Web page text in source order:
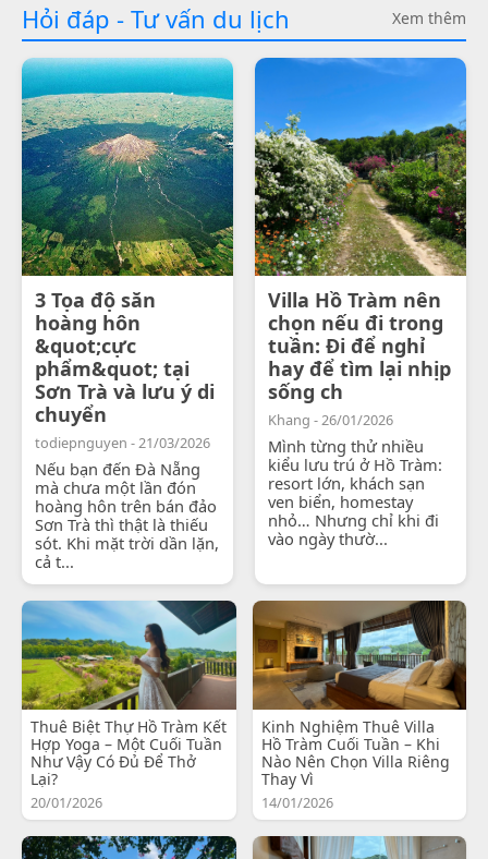
Hỏi đáp - Tư vấn du lịch Xem thêm
3 Tọa độ săn
hoàng hôn
&quot;cực
phẩm&quot; tại
Sơn Trà và lưu ý di
chuyển
todiepnguyen - 21/03/2026
Nếu bạn đến Đà Nẵng
mà chưa một lần đón
hoàng hôn trên bán đảo
Sơn Trà thì thật là thiếu
sót. Khi mặt trời dần lặn,
cả t...
Villa Hồ Tràm nên
chọn nếu đi trong
tuần: Đi để nghỉ
hay để tìm lại nhịp
sống ch
Khang - 26/01/2026
Mình từng thử nhiều
kiểu lưu trú ở Hồ Tràm:
resort lớn, khách sạn
ven biển, homestay
nhỏ… Nhưng chỉ khi đi
vào ngày thườ...
Thuê Biệt Thự Hồ Tràm Kết
Hợp Yoga – Một Cuối Tuần
Như Vậy Có Đủ Để Thở
Lại?
20/01/2026
Kinh Nghiệm Thuê Villa
Hồ Tràm Cuối Tuần – Khi
Nào Nên Chọn Villa Riêng
Thay Vì
14/01/2026